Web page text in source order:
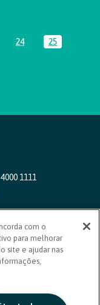
Usar ABA
Página
24 Página
25
4000 1111
8h às 20h)
com o
para melhorar
site e ajudar nas